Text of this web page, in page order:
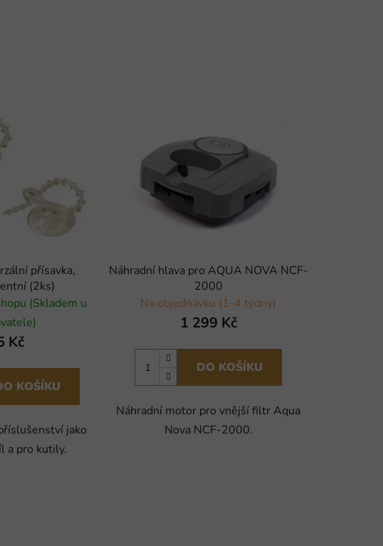
přísavka,
(2ks)
(Skladem u
Kč
KOŠÍKU
jako
a pro kutily.
Náhradní hlava pro AQUA NOVA NCF-
2000
Na objednávku (1-4 týdny)
1 299 Kč
DO KOŠÍKU
Náhradní motor pro vnější filtr Aqua
Nova NCF-2000.